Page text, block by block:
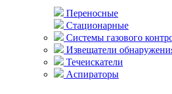
Переносные
Стационарные
Системы газового
Извещатели
Течеискатели
Аспираторы